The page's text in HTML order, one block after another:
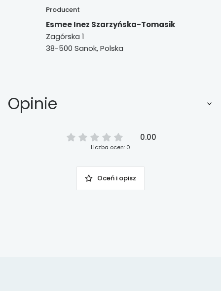
Producent
Esmee Inez Szarzyńska-Tomasik
Zagórska 1
38-500 Sanok, Polska
Opinie
0.00
Liczba ocen: 0
Oceń i opisz